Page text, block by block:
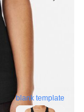
blank template